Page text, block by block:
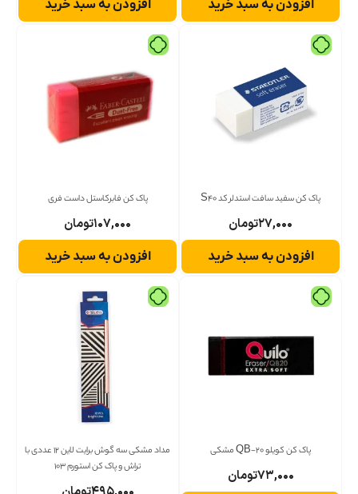
افزودن به سبد خرید افزودن به سبد خرید
پاک کن سفید سافت استدلر کد S40
۲۷,۰۰۰تومان
افزودن به سبد خرید
پاک کن فابرکاستل داست فری
۱۰۷,۰۰۰تومان
افزودن به سبد خرید
پاک کن کویلو QB-20 مشکی
۷۳,۰۰۰تومان
مداد مشکی سه گوش برایت لاین 12 عددی با
تراش و پاک کن استورم 103